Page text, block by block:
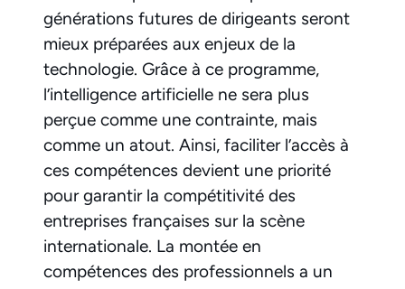
générations futures de dirigeants seront
mieux préparées aux enjeux de la
technologie. Grâce à ce programme,
l’intelligence artificielle ne sera plus
perçue comme une contrainte, mais
comme un atout. Ainsi, faciliter l’accès à
ces compétences devient une priorité
pour garantir la compétitivité des
entreprises françaises sur la scène
internationale. La montée en
compétences des professionnels a un